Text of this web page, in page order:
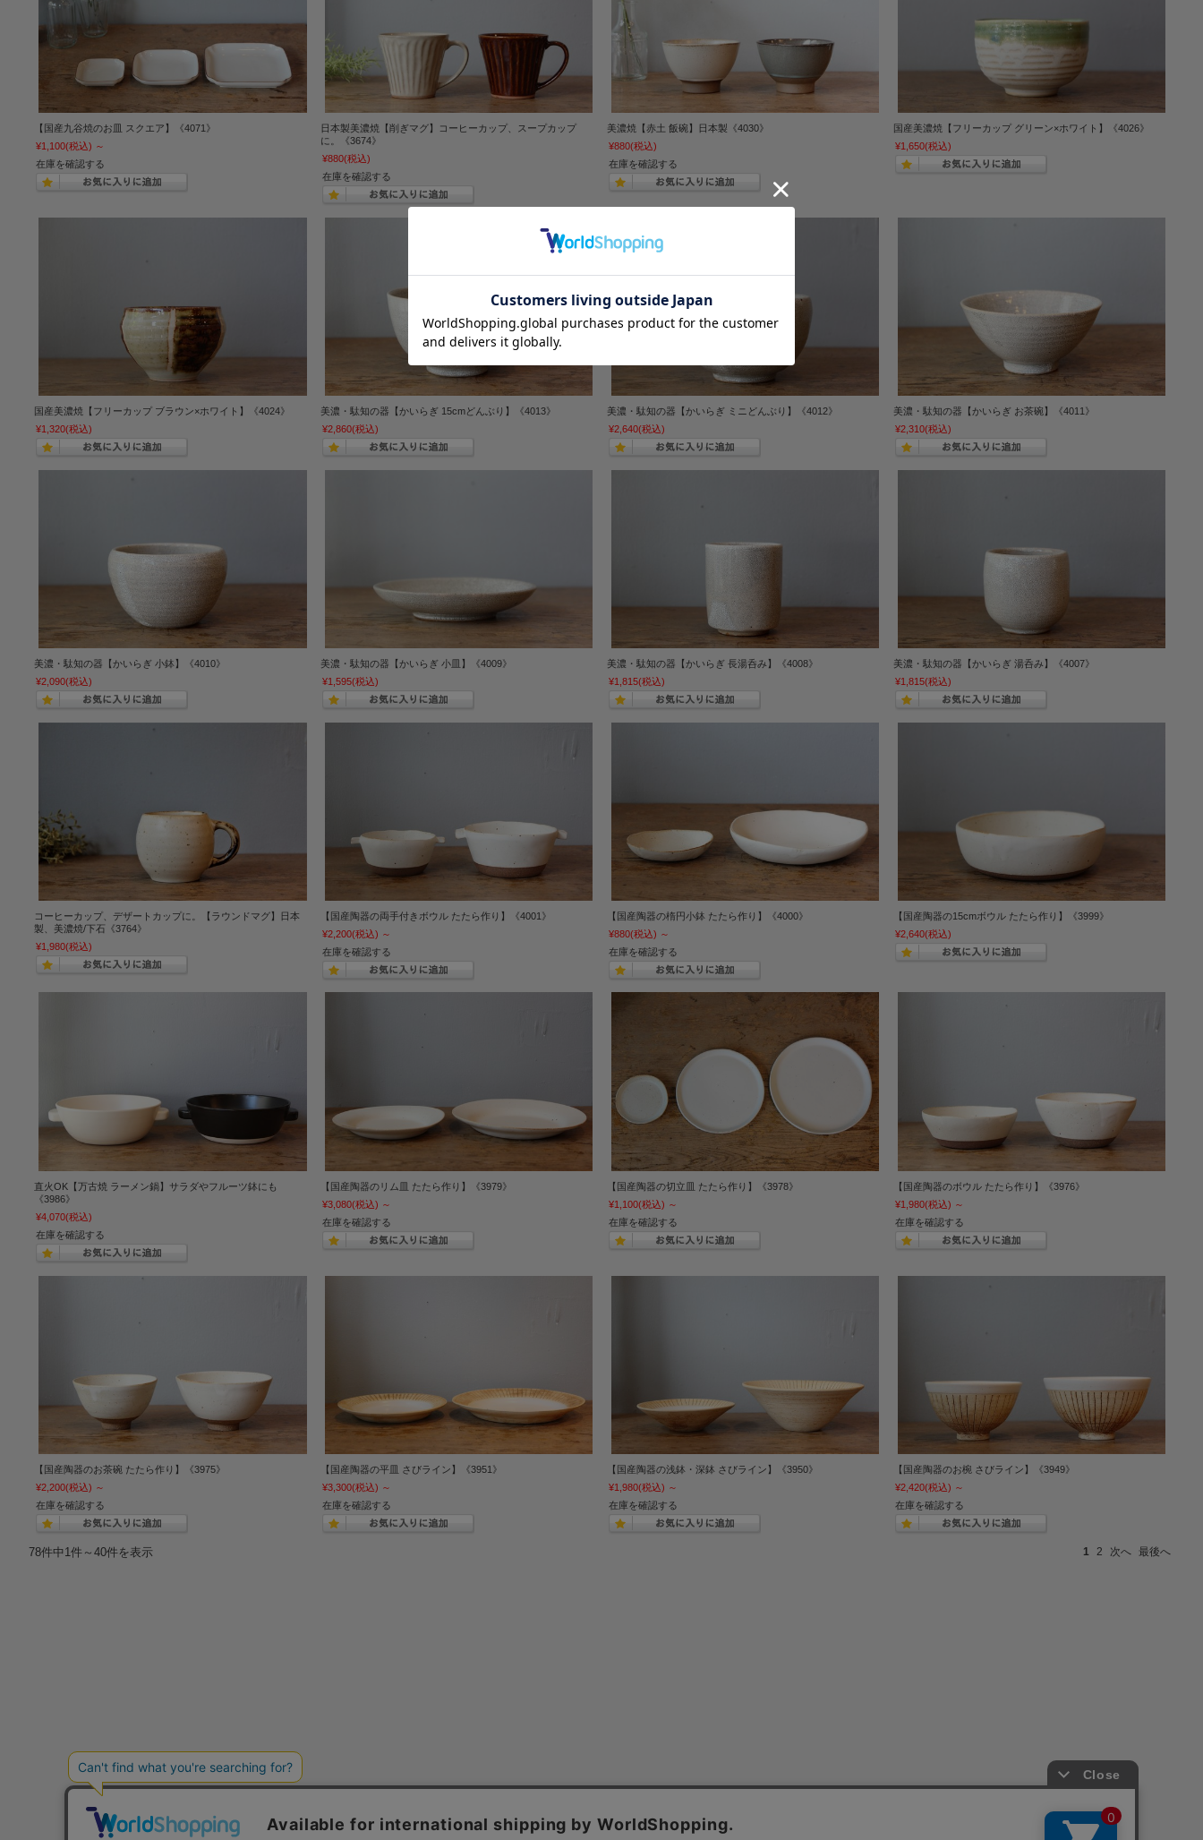
【国産九谷焼のお皿 スクエア】《4071》
¥1,100(税込) ～
在庫を確認する
日本製美濃焼【削ぎマグ】コーヒーカップ、スープカップ
に。《3674》
¥880(税込)
在庫を確認する
美濃焼【赤土 飯碗】日本製《4030》
¥880(税込)
在庫を確認する
国産美濃焼【フリーカップ グリーン×ホワイト】《4026》
¥1,650(税込)
国産美濃焼【フリーカップ ブラウン×ホワイト】《4024》
¥1,320(税込)
美濃・駄知の器【かいらぎ 15cmどんぶり】《4013》
¥2,860(税込)
美濃・駄知の器【かいらぎ ミニどんぶり】《4012》
¥2,640(税込)
美濃・駄知の器【かいらぎ お茶碗】《4011》
¥2,310(税込)
美濃・駄知の器【かいらぎ 小鉢】《4010》
¥2,090(税込)
美濃・駄知の器【かいらぎ 小皿】《4009》
¥1,595(税込)
美濃・駄知の器【かいらぎ 長湯呑み】《4008》
¥1,815(税込)
美濃・駄知の器【かいらぎ 湯呑み】《4007》
¥1,815(税込)
コーヒーカップ、デザートカップに。【ラウンドマグ】日本
製、美濃焼/下石《3764》
¥1,980(税込)
【国産陶器の両手付きボウル たたら作り】《4001》
¥2,200(税込) ～
在庫を確認する
【国産陶器の楕円小鉢 たたら作り】《4000》
¥880(税込) ～
在庫を確認する
【国産陶器の15cmボウル たたら作り】《3999》
¥2,640(税込)
直火OK【万古焼 ラーメン鍋】サラダやフルーツ鉢にも
《3986》
¥4,070(税込)
在庫を確認する
【国産陶器のリム皿 たたら作り】《3979》
¥3,080(税込) ～
在庫を確認する
【国産陶器の切立皿 たたら作り】《3978》
¥1,100(税込) ～
在庫を確認する
【国産陶器のボウル たたら作り】《3976》
¥1,980(税込) ～
在庫を確認する
【国産陶器のお茶碗 たたら作り】《3975》
¥2,200(税込) ～
在庫を確認する
【国産陶器の平皿 さびライン】《3951》
¥3,300(税込) ～
在庫を確認する
【国産陶器の浅鉢・深鉢 さびライン】《3950》
¥1,980(税込) ～
在庫を確認する
【国産陶器のお椀 さびライン】《3949》
¥2,420(税込) ～
在庫を確認する
78件中1件～40件を表示 1 2 次へ 最後へ